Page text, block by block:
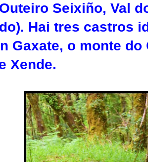
Seixiño, Val
Hai tres castros
Gaxate, o monte do
Xende.